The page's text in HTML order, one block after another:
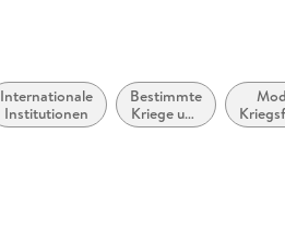
Internationale
Institutionen
Bestimmte
Kriege und
Feldzüge